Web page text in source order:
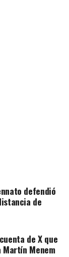
defendió
de
de X que
Menem